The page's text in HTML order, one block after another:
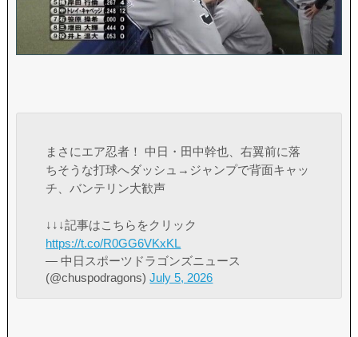
まさにエア忍者！ 中日・田中幹也、右翼前に落
ちそうな打球へダッシュ→ジャンプで背面キャッ
チ、バンテリン大歓声
↓↓↓記事はこちらをクリック
https://t.co/R0GG6VKxKL
— 中日スポーツドラゴンズニュース
(@chuspodragons)July 5, 2026